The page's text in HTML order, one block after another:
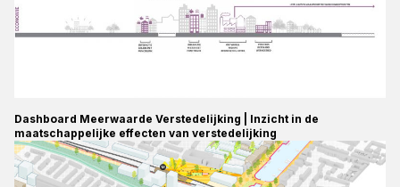
Dashboard Meerwaarde Verstedelijking | Inzicht in de
maatschappelijke effecten van verstedelijking